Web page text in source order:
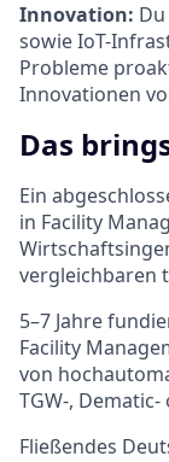
Innovation:
sowie IoT-
Probleme
Innovationen
Das
Ein
in Facility
vergleichbaren
5–7 Jahre
Facility
von
TGW-,
Fließendes